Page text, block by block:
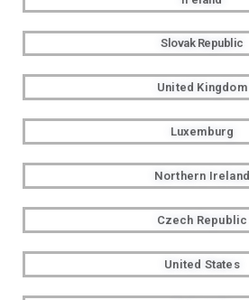
Slovak Republic
United Kingdom
Luxemburg
Northern Ireland
Czech Republic
United States